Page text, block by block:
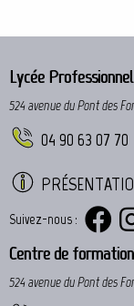
Lycée
524 avenue du Pont des
04 90 63 07 70
Suivez-nous :
Centre de
524 avenue du Pont des